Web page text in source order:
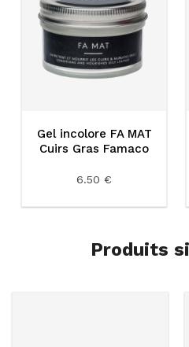
Gel incolore FA MAT
Cuirs Gras Famaco
6.50 €
Produits